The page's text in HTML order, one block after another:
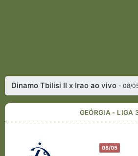
Dinamo Tbilisi II x Irao ao vivo- 08/
GEÓRGIA - LIGA
08/05